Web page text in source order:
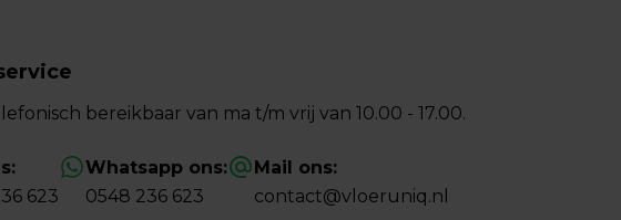
bereikbaar van ma t/m vrij van 10.00 - 17.00.
623
Whatsapp ons:
0548 236 623
Mail ons:
contact@vloeruniq.nl